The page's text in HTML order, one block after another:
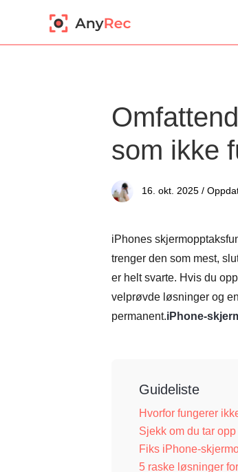
som ikke
16. okt. 2025 /
iPhones
trenger den som mest,
er helt svarte. Hvis du
velprøvde løsninger og
permanent.iPhone-
Guideliste
Hvorfor fungerer
Sjekk om du tar
Fiks iPhone-
5 raske løsninger